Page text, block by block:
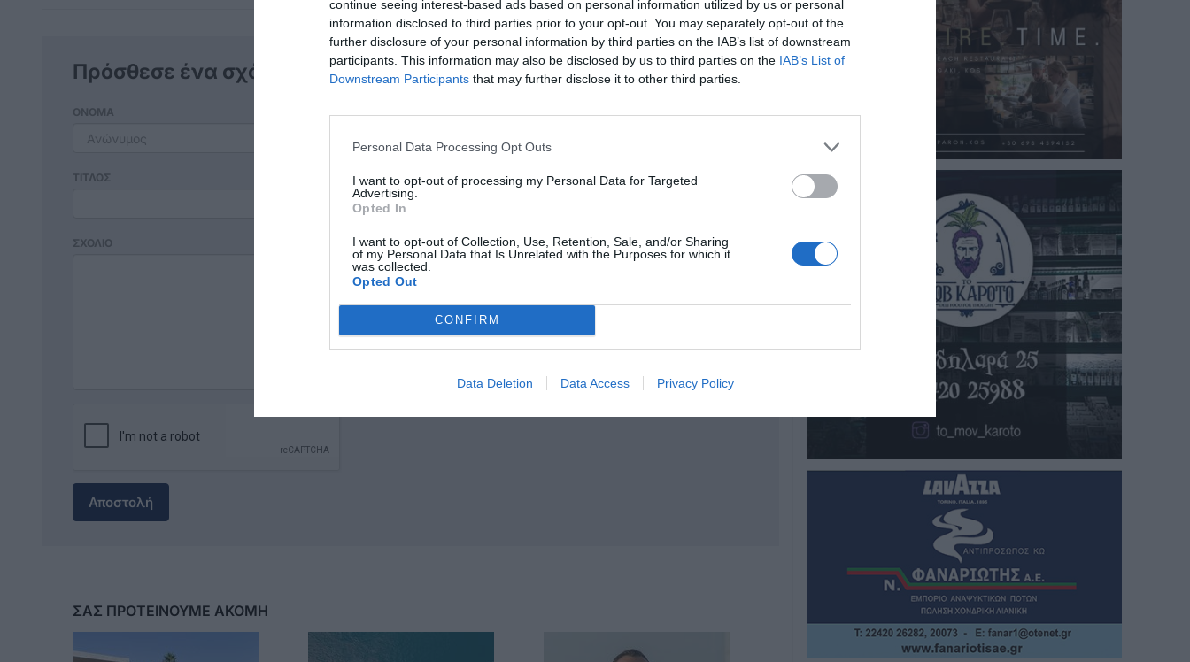
continue seeing interest-based ads based on personal information utilized by us or personal
information disclosed to third parties prior to your opt-out. You may separately opt-out of the
further disclosure of your personal information by third parties on the IAB’s list of downstream
participants. This information may also be disclosed by us to third parties on the IAB’s List of
Downstream Participants that may further disclose it to other third parties.
Personal Data Processing Opt Outs
I want to opt-out of processing my Personal Data for Targeted
Advertising.
Opted In
I want to opt-out of Collection, Use, Retention, Sale, and/or Sharing
of my Personal Data that Is Unrelated with the Purposes for which it
was collected.
Opted Out
CONFIRM
Data Deletion Data Access Privacy Policy
Πρόσθεσε ένα σχόλιο
ΟΝΟΜΑ
ΤΙΤΛΟΣ
ΣΧΟΛΙΟ
Αποστολή
ΣΑΣ ΠΡΟΤΕΙΝΟΥΜΕ ΑΚΟΜΗ